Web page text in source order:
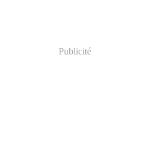
Publicité